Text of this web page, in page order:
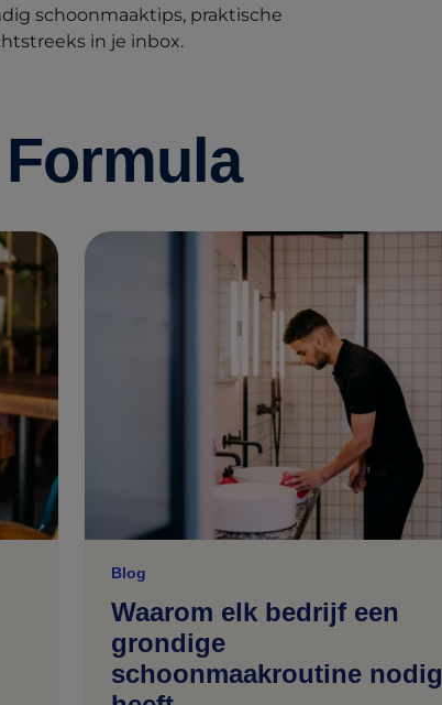
schoonmaaktips, praktische
in je inbox.
Blog
Waarom elk bedrijf een
grondige
schoonmaakroutine nodig